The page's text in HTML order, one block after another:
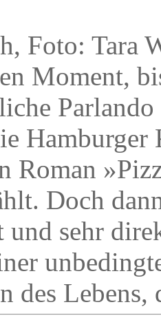
Foto: Tara
Moment,
Roman
Doch
sehr
des Lebens,